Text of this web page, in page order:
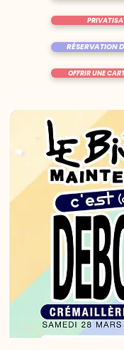
OFFRIR UNE
RÉSERVATION